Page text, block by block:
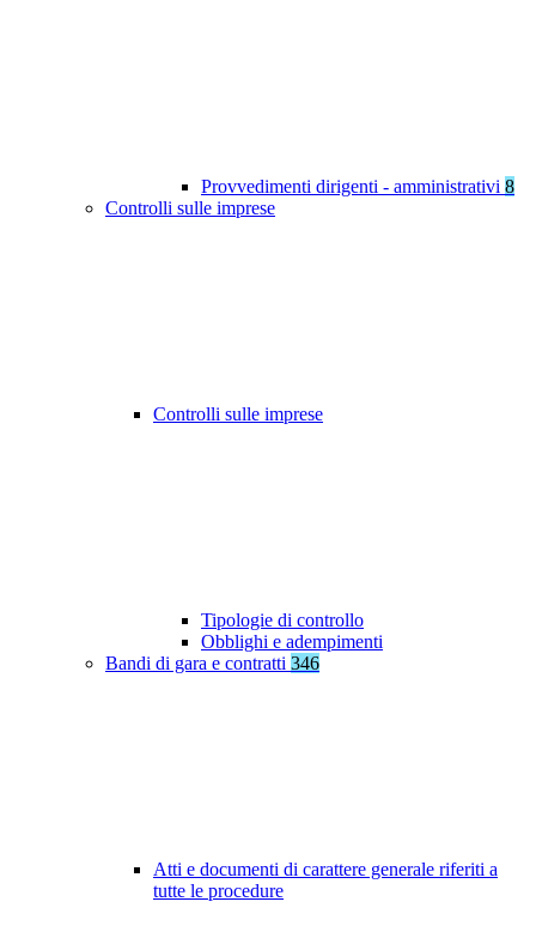
Provvedimenti dirigenti - amministrativi 8
Controlli sulle imprese
Controlli sulle imprese
Tipologie di controllo
Obblighi e adempimenti
Bandi di gara e contratti 346
Atti e documenti di carattere generale riferiti a
tutte le procedure